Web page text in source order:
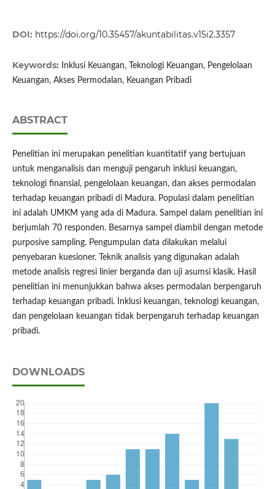
DOI: https://doi.org/10.35457/akuntabilitas.v15i2.3357
Keywords:
Inklusi Keuangan, Teknologi Keuangan, Pengelolaan
Keuangan, Akses Permodalan, Keuangan Pribadi
ABSTRACT
Penelitian ini merupakan penelitian kuantitatif yang bertujuan
untuk menganalisis dan menguji pengaruh inklusi keuangan,
teknologi finansial, pengelolaan keuangan, dan akses permodalan
terhadap keuangan pribadi di Madura. Populasi dalam penelitian
ini adalah UMKM yang ada di Madura. Sampel dalam penelitian ini
berjumlah 70 responden. Besarnya sampel diambil dengan metode
purposive sampling. Pengumpulan data dilakukan melalui
penyebaran kuesioner. Teknik analisis yang digunakan adalah
metode analisis regresi linier berganda dan uji asumsi klasik. Hasil
penelitian ini menunjukkan bahwa akses permodalan berpengaruh
terhadap keuangan pribadi. Inklusi keuangan, teknologi keuangan,
dan pengelolaan keuangan tidak berpengaruh terhadap keuangan
pribadi.
DOWNLOADS